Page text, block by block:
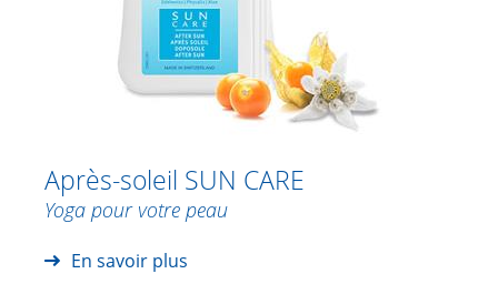
Après-soleil SUN CARE
Yoga pour votre peau
En savoir plus